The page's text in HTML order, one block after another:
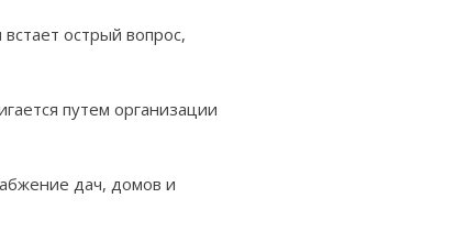
острый вопрос,
путем организации
дач, домов и